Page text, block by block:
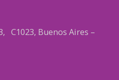
C1023, Buenos Aires –